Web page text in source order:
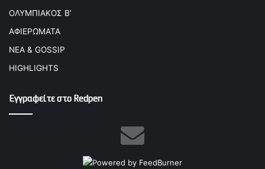
ΟΛΥΜΠΙΑΚΟΣ Β’
ΑΦΙΕΡΩΜΑΤΑ
ΝΕΑ & GOSSIP
HIGHLIGHTS
Εγγραφείτε στο Redpen